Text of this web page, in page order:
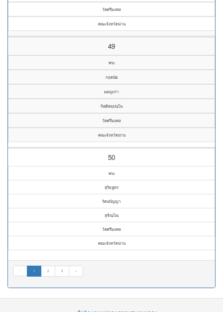
วัดศรีมงคล
คณะจังหวัดน่าน
49
พระ
กฤตนัย
มอญเก่า
กิตฺติสมฺปนฺโน
วัดศรีมงคล
คณะจังหวัดน่าน
50
พระ
สุริยสูตร
รัตนปัญญา
สุจิณฺโณ
วัดศรีมงคล
คณะจังหวัดน่าน
« 1 2 3 »